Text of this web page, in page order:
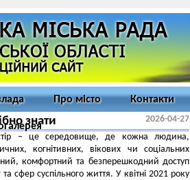
Про місто Контакти
знати 2026-04-27
– це середовище, де кожна людина,
когнітивних, вікових чи соціальних
комфортний та безперешкодний доступ
та сфер суспільного життя. У квітні 2021 року